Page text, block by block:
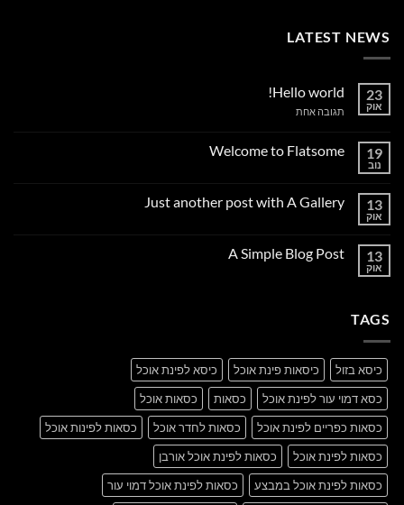
LATEST NEWS
23
אוק
Hello world!
תגובה אחתעל
19
נוב
Welcome to Flatsome
Welcome
13
אוק
Just another post with A Gallery
Just
13
אוק
A Simple Blog Post
TAGS
כיסא בזול כיסאות פינת אוכל
כיסא לפינת אוכל
כסא דמוי עור לפינת אוכל
כסאות
כסאות אוכל
כסאות כפריים לפינת אוכל
כסאות לחדר אוכל
כסאות לפינות אוכל
כסאות לפינת אוכל
כסאות לפינת אוכל אורבן
כסאות לפינת אוכל במבצע
כסאות לפינת אוכל דמוי עור